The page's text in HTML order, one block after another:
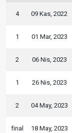
4 09 Kas, 2022
1 01 Mar, 2023
2 06 Nis, 2023
1 26 Nis, 2023
2 04 May, 2023
final 18 May, 2023